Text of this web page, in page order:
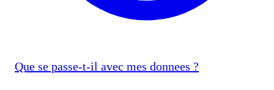
Que se passe-t-il avec mes donnees ?